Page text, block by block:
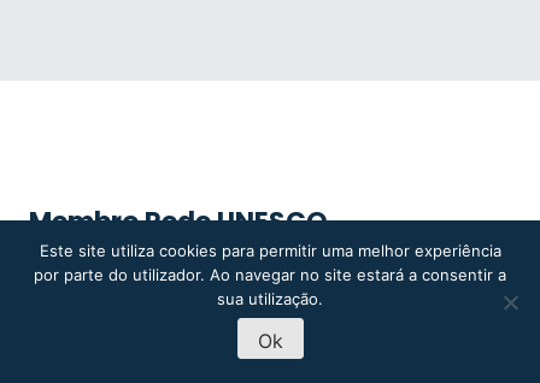
Membro Rede UNESCO
O Colégio Valsassina é um dos cerca de 11500
estabelecimentos de ensino em todo o mundo que
compõem a Rede de Escolas Associadas da
PRÉ-INSCRIÇÃO 2026-27
Este site utiliza cookies para permitir uma melhor experiência
por parte do utilizador. Ao navegar no site estará a consentir a
sua utilização.
Ok